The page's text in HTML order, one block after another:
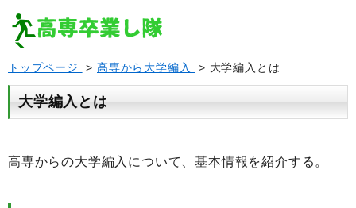
トップページ >高専から大学編入 > 大学編入とは
大学編入とは
高専からの大学編入について、基本情報を紹介する。